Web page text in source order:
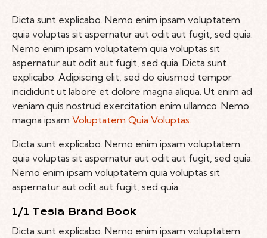
Dicta sunt explicabo. Nemo enim ipsam voluptatem
quia voluptas sit aspernatur aut odit aut fugit, sed quia.
Nemo enim ipsam voluptatem quia voluptas sit
aspernatur aut odit aut fugit, sed quia. Dicta sunt
explicabo. Adipiscing elit, sed do eiusmod tempor
incididunt ut labore et dolore magna aliqua. Ut enim ad
veniam quis nostrud exercitation enim ullamco. Nemo
magna ipsam Voluptatem Quia Voluptas.
Dicta sunt explicabo. Nemo enim ipsam voluptatem
quia voluptas sit aspernatur aut odit aut fugit, sed quia.
Nemo enim ipsam voluptatem quia voluptas sit
aspernatur aut odit aut fugit, sed quia.
1/1 Tesla Brand Book
Dicta sunt explicabo. Nemo enim ipsam voluptatem